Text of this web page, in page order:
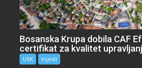
Bosanska Krupa dobila CAF
certifikat za kvalitet
USK Vijesti